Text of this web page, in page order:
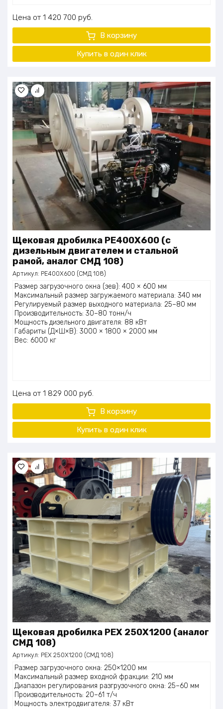
Цена 1 420 700 руб.
В корзину
Купить в один клик
Щековая дробилка PE400X600 (с
дизельным двигателем и стальной
рамой, аналог СМД 108)
Артикул: PE400X600 (СМД 108)
Размер загрузочного окна (зев): 400 × 600 мм
Максимальный размер загружаемого материала: 340 мм
Регулируемый размер выходного материала: 25–80 мм
Производительность: 30–80 тонн/ч
Мощность дизельного двигателя: 88 кВт
Габариты (Д×Ш×В): 3000 × 1800 × 2000 мм
Вес: 6000 кг
Цена 1 829 000 руб.
В корзину
Купить в один клик
Щековая дробилка РЕХ 250Х1200 (аналог
СМД 108)
Артикул: РЕХ 250Х1200 (СМД 108)
Размер загрузочного окна: 250×1200 мм
Максимальный размер входной фракции: 210 мм
Диапазон регулирования разгрузочного окна: 25–60 мм
Производительность: 20–61 т/ч
Мощность электродвигателя: 37 кВт